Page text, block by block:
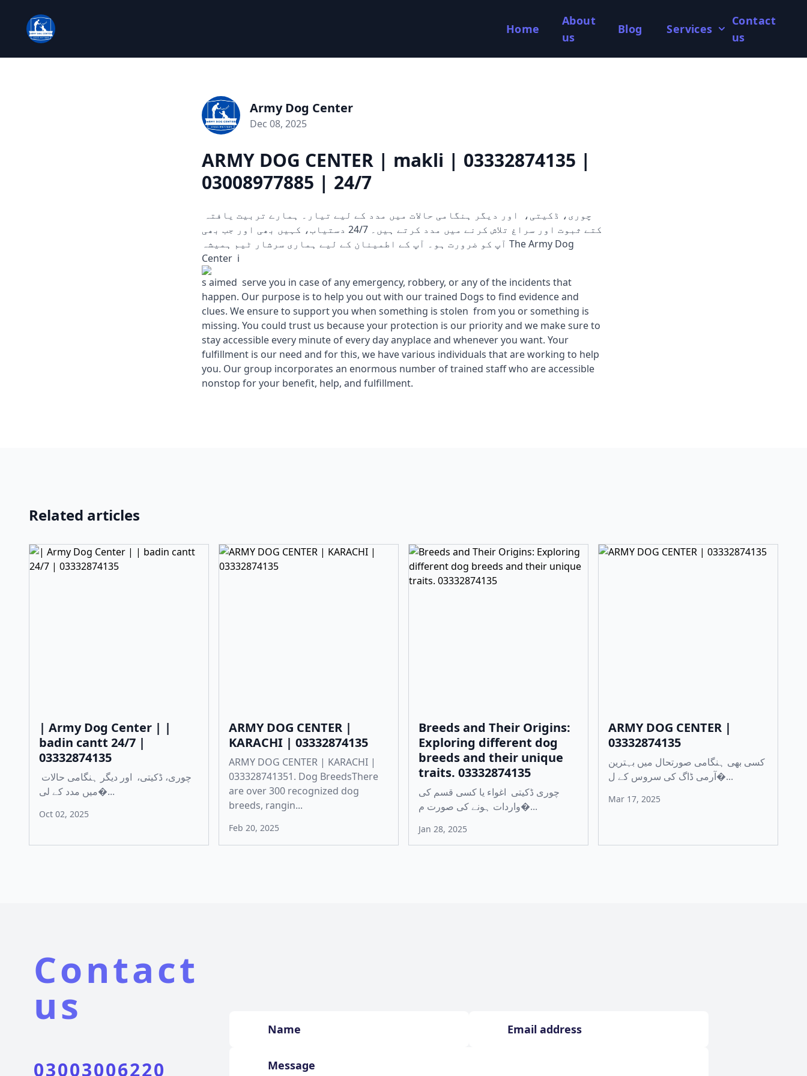
Home
About
us
Blog Services
Contact
us
Army Dog Center
Dec 08, 2025
ARMY DOG CENTER | makli | 03332874135 |
03008977885 | 24/7
کتے ثبوت اور سراغ تلاش کرنے میں مدد کرتے ہیں۔ 24/7 دستیاب، کہیں بھی اور جب بھی
آپ کو ضرورت ہو۔ آپ کے اطمینان کے لیے ہماری سرشار ٹیم ہمیشہ The Army Dog
Center i
s aimed serve you in case of any emergency, robbery, or any of the incidents that
happen. Our purpose is to help you out with our trained Dogs to find evidence and
clues. We ensure to support you when something is stolen from you or something is
missing. You could trust us because your protection is our priority and we make sure to
stay accessible every minute of every day anyplace and whenever you want. Your
fulfillment is our need and for this, we have various individuals that are working to help
you. Our group incorporates an enormous number of trained staff who are accessible
nonstop for your benefit, help, and fulfillment.
Related articles
| Army Dog Center | |
badin cantt 24/7 |
03332874135
میں مدد کے لی�...
Oct 02, 2025
ARMY DOG CENTER |
KARACHI | 03332874135
ARMY DOG CENTER | KARACHI |
033328741351. Dog BreedsThere
are over 300 recognized dog
breeds, rangin...
Feb 20, 2025
Breeds and Their Origins:
Exploring different dog
breeds and their unique
traits. 03332874135
چوری ڈکیتی اغواء یا کسی قسم کی
واردات ہونے کی صورت م�...
Jan 28, 2025
ARMY DOG CENTER |
03332874135
کسی بھی ہنگامی صورتحال میں بہترین
آرمی ڈاگ کی سروس کے ل�...
Mar 17, 2025
Contact
us
03003006220